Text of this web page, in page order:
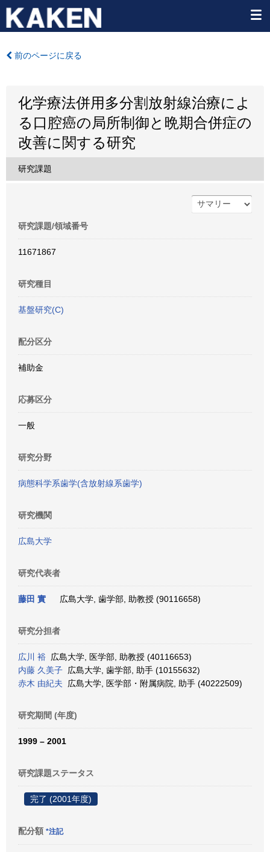
前のページに戻る
化学療法併用多分割放射線治療によ
る口腔癌の局所制御と晩期合併症の
改善に関する研究
研究課題
研究課題/領域番号
11671867
研究種目
基盤研究(C)
配分区分
補助金
応募区分
一般
研究分野
病態科学系歯学(含放射線系歯学)
研究機関
広島大学
研究代表者
藤田 實 広島大学, 歯学部, 助教授 (90116658)
研究分担者
広川 裕 広島大学, 医学部, 助教授 (40116653)
内藤 久美子 広島大学, 歯学部, 助手 (10155632)
赤木 由紀夫 広島大学, 医学部・附属病院, 助手 (40222509)
研究期間 (年度)
1999 – 2001
研究課題ステータス
完了 (2001年度)
配分額 *注記